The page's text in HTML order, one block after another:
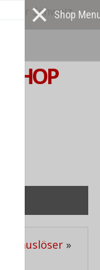
der Schweiz
Blitzauslöser »